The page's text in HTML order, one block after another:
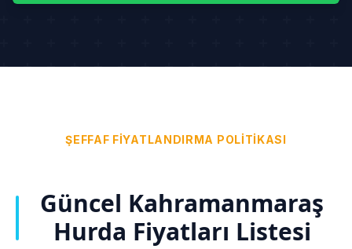
ŞEFFAF FIYATLANDIRMA POLITIKASI
Güncel Kahramanmaraş
Hurda Fiyatları Listesi